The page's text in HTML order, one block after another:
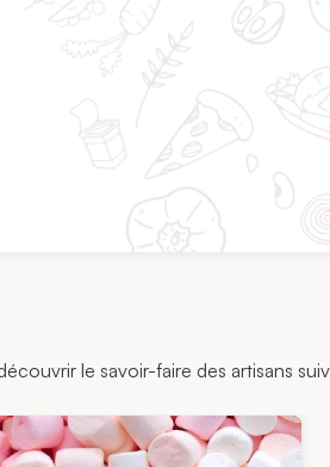
le savoir-faire des artisans